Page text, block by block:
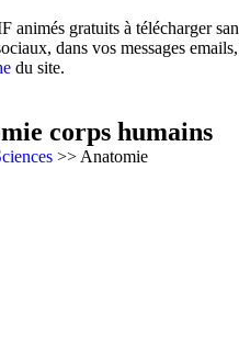
animés gratuits à télécharger
dans vos messages
du site.
corps humains
>> Anatomie